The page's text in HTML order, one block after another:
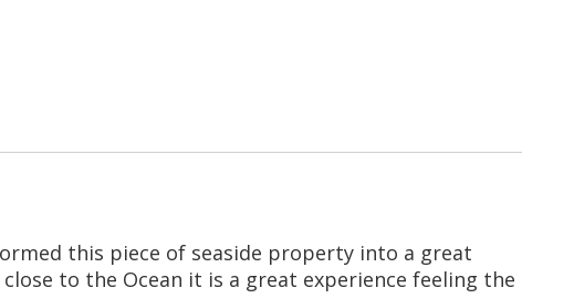
this piece of seaside property into a great
to the Ocean it is a great experience feeling the